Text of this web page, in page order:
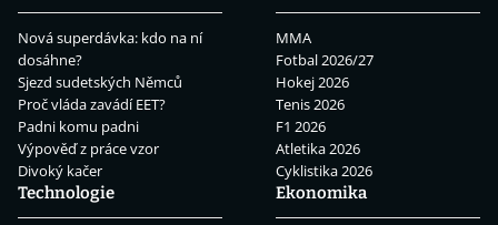
Nová superdávka: kdo na ní
dosáhne?
Sjezd sudetských Němců
Proč vláda zavádí EET?
Padni komu padni
Výpověď z práce vzor
Divoký kačer
MMA
Fotbal 2026/27
Hokej 2026
Tenis 2026
F1 2026
Atletika 2026
Cyklistika 2026
Technologie
Ekonomika